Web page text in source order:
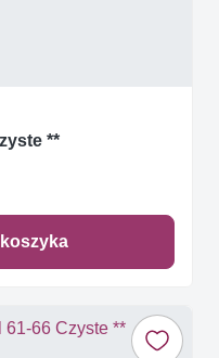
**